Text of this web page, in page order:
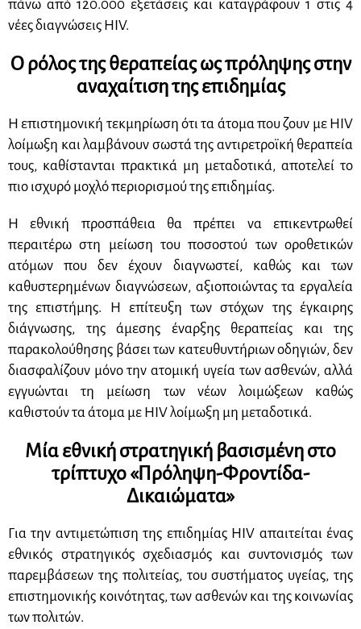
πάνω από 120.000 εξετάσεις και καταγράφουν 1 στις 4
νέες διαγνώσεις HIV.
Ο ρόλος της θεραπείας ως πρόληψης στην
αναχαίτιση της επιδημίας
Η επιστημονική τεκμηρίωση ότι τα άτομα που ζουν με HIV
λοίμωξη και λαμβάνουν σωστά της αντιρετροϊκή θεραπεία
τους, καθίστανται πρακτικά μη μεταδοτικά, αποτελεί το
πιο ισχυρό μοχλό περιορισμού της επιδημίας.
Η εθνική προσπάθεια θα πρέπει να επικεντρωθεί
περαιτέρω στη μείωση του ποσοστού των οροθετικών
ατόμων που δεν έχουν διαγνωστεί, καθώς και των
καθυστερημένων διαγνώσεων, αξιοποιώντας τα εργαλεία
της επιστήμης. Η επίτευξη των στόχων της έγκαιρης
διάγνωσης, της άμεσης έναρξης θεραπείας και της
παρακολούθησης βάσει των κατευθυντήριων οδηγιών, δεν
διασφαλίζουν μόνο την ατομική υγεία των ασθενών, αλλά
εγγυώνται τη μείωση των νέων λοιμώξεων καθώς
καθιστούν τα άτομα με HIVλοίμωξη μη μεταδοτικά.
Μία εθνική στρατηγική βασισμένη στο
τρίπτυχο «Πρόληψη-Φροντίδα-
Δικαιώματα»
Για την αντιμετώπιση της επιδημίας HIV απαιτείται ένας
εθνικός στρατηγικός σχεδιασμός και συντονισμός των
παρεμβάσεων της πολιτείας, του συστήματος υγείας, της
επιστημονικής κοινότητας, των ασθενών και της κοινωνίας
των πολιτών.